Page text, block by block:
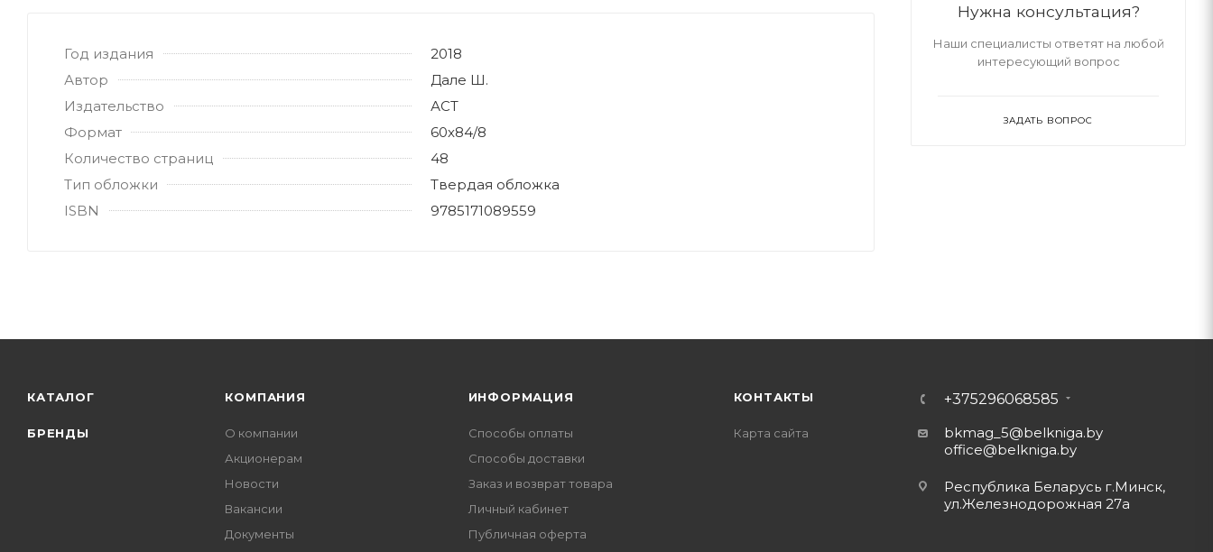
Год издания
2018
Автор
Дале Ш.
Издательство
АСТ
Формат
60x84/8
Количество страниц
48
Тип обложки
Твердая обложка
ISBN
9785171089559
Нужна консультация?
Наши специалисты ответят на любой
интересующий вопрос
ЗАДАТЬ ВОПРОС
КАТАЛОГ
БРЕНДЫ
КОМПАНИЯ
О компании
Акционерам
Новости
Вакансии
Документы
ИНФОРМАЦИЯ
Способы оплаты
Способы доставки
Заказ и возврат товара
Личный кабинет
Публичная оферта
КОНТАКТЫ
Карта сайта
+375296068585
bkmag_5@belkniga.by
office@belkniga.by
Республика Беларусь г.Минск,
ул.Железнодорожная 27а